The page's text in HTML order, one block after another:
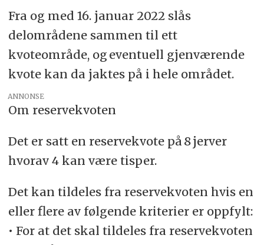
Fra og med 16. januar 2022 slås
delområdene sammen til ett
kvoteområde, og eventuell gjenværende
kvote kan da jaktes på i hele området.
ANNONSE
Om reservekvoten
Det er satt en reservekvote på 8 jerver
hvorav 4 kan være tisper.
Det kan tildeles fra reservekvoten hvis en
eller flere av følgende kriterier er oppfylt:
• For at det skal tildeles fra reservekvoten